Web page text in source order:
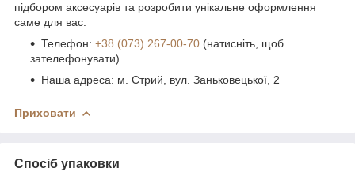
підбором аксесуарів та розробити унікальне оформлення
саме для вас.
Телефон: +38 (073) 267-00-70 (натисніть, щоб
зателефонувати)
Наша адреса: м. Стрий, вул. Заньковецької, 2
Приховати
Спосіб упаковки